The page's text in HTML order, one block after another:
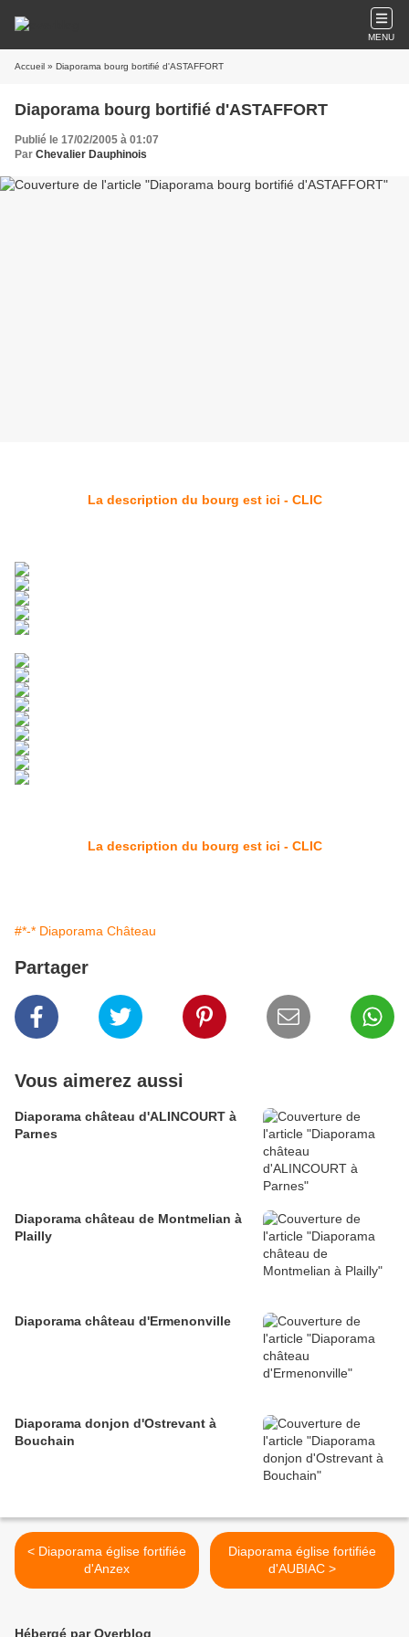
MENU
Accueil » Diaporama bourg bortifié d'ASTAFFORT
Diaporama bourg bortifié d'ASTAFFORT
Publié le 17/02/2005 à 01:07
Par Chevalier Dauphinois
La description du bourg est ici - CLIC
La description du bourg est ici - CLIC
#*-* Diaporama Château
Partager
Vous aimerez aussi
Diaporama château d'ALINCOURT à
Parnes
Diaporama château de Montmelian à
Plailly
Diaporama château d'Ermenonville
Diaporama donjon d'Ostrevant à
Bouchain
< Diaporama église fortifiée
d'Anzex
Diaporama église fortifiée
d'AUBIAC >
Hébergé par Overblog